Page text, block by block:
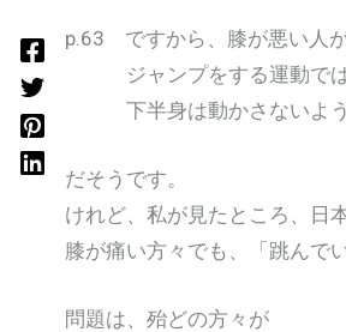
p.63 ですから、膝が悪い人
ジャンプをする運動では
下半身は動かさないよう
だそうです。
けれど、私が見たところ、日
膝が痛い方々でも、「跳んで
問題は、殆どの方々が